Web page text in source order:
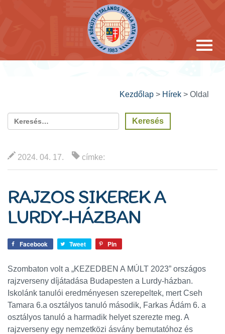
Kezdőlap > Hírek > Oldal
2024. 04. 17. címke:
RAJZOS SIKEREK A
LURDY-HÁZBAN
Facebook Tweet Pin
Szombaton volt a „KEZEDBEN A MÚLT 2023” országos
rajzverseny díjátadása Budapesten a Lurdy-házban.
Iskolánk tanulói eredményesen szerepeltek, mert Cseh
Tamara 6.a osztályos tanuló második, Farkas Ádám 6. a
osztályos tanuló a harmadik helyet szerezte meg. A
rajzverseny egy nemzetközi ásvány bemutatóhoz és